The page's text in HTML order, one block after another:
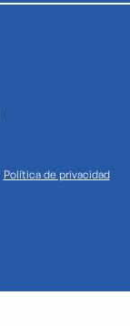
Política de privacidad